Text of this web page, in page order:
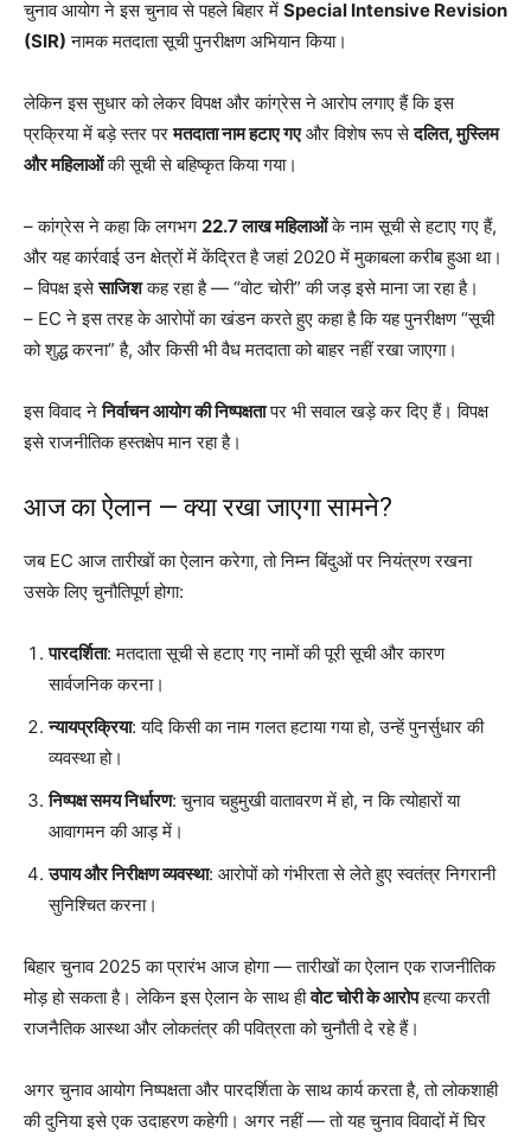
चुनाव आयोग ने इस चुनाव से पहले बिहार में Special Intensive Revision
(SIR) नामक मतदाता सूची पुनरीक्षण अभियान किया।
लेकिन इस सुधार को लेकर विपक्ष और कांग्रेस ने आरोप लगाए हैं कि इस
प्रक्रिया में बड़े स्तर परमतदाता नाम हटाए गएऔर विशेष रूप सेदलित, मुस्लिम
और महिलाओंकी सूची से बहिष्कृत किया गया।
– कांग्रेस ने कहा कि लगभग 22.7 लाख महिलाओंके नाम सूची से हटाए गए हैं,
और यह कार्रवाई उन क्षेत्रों में केंद्रित है जहां 2020 में मुकाबला करीब हुआ था।
– विपक्ष इसेसाजिशकह रहा है — “वोट चोरी” की जड़ इसे माना जा रहा है।
– EC ने इस तरह के आरोपों का खंडन करते हुए कहा है कि यह पुनरीक्षण “सूची
को शुद्ध करना” है, और किसी भी वैध मतदाता को बाहर नहीं रखा जाएगा।
इस विवाद नेनिर्वाचन आयोग की निष्पक्षतापर भी सवाल खड़े कर दिए हैं। विपक्ष
इसे राजनीतिक हस्तक्षेप मान रहा है।
आज का ऐलान — क्या रखा जाएगा सामने?
जब EC आज तारीखों का ऐलान करेगा, तो निम्न बिंदुओं पर नियंत्रण रखना
उसके लिए चुनौतिपूर्ण होगा:
पारदर्शिता: मतदाता सूची से हटाए गए नामों की पूरी सूची और कारण
सार्वजनिक करना।
न्यायप्रक्रिया: यदि किसी का नाम गलत हटाया गया हो, उन्हें पुनर्सुधार की
व्यवस्था हो।
निष्पक्ष समय निर्धारण: चुनाव चहुमुखी वातावरण में हो, न कि त्योहारों या
आवागमन की आड़ में।
उपाय और निरीक्षण व्यवस्था: आरोपों को गंभीरता से लेते हुए स्वतंत्र निगरानी
सुनिश्चित करना।
बिहार चुनाव 2025 का प्रारंभ आज होगा — तारीखों का ऐलान एक राजनीतिक
मोड़ हो सकता है। लेकिन इस ऐलान के साथ हीवोट चोरी के आरोपहत्या करती
राजनैतिक आस्था और लोकतंत्र की पवित्रता को चुनौती दे रहे हैं।
अगर चुनाव आयोग निष्पक्षता और पारदर्शिता के साथ कार्य करता है, तो लोकशाही
की दुनिया इसे एक उदाहरण कहेगी। अगर नहीं — तो यह चुनाव विवादों में घिर